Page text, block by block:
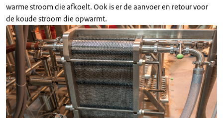
warme stroom die afkoelt. Ook is er de aanvoer en retour voor
de koude stroom die opwarmt.